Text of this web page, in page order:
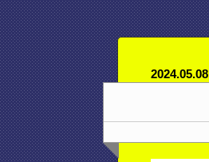
2024.05.08